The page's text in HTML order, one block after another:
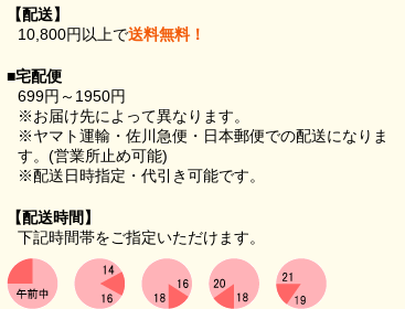
【配送】
10,800円以上で送料無料！
■宅配便
699円～1950円
※お届け先によって異なります。
※ヤマト運輸・佐川急便・日本郵便での配送になりま
す。(営業所止め可能)
※配送日時指定・代引き可能です。
【配送時間】
下記時間帯をご指定いただけます。